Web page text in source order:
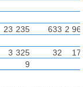
23 235 633 2
3 325 32
9